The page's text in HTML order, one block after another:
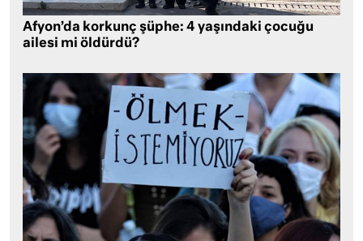
Afyon’da korkunç şüphe: 4 yaşındaki çocuğu
ailesi mi öldürdü?